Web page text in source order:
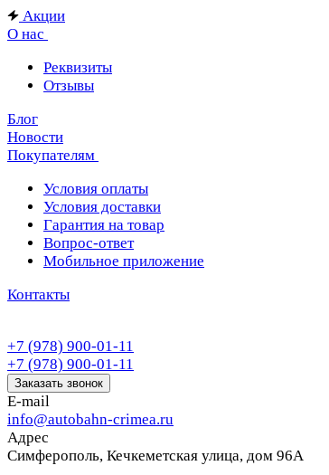
Акции
О нас
Реквизиты
Отзывы
Блог
Новости
Покупателям
Условия оплаты
Условия доставки
Гарантия на товар
Вопрос-ответ
Мобильное приложение
Контакты
+7 (978) 900-01-11
+7 (978) 900-01-11
Заказать звонок
E-mail
info@autobahn-crimea.ru
Адрес
Симферополь, Кечкеметская улица, дом 96А